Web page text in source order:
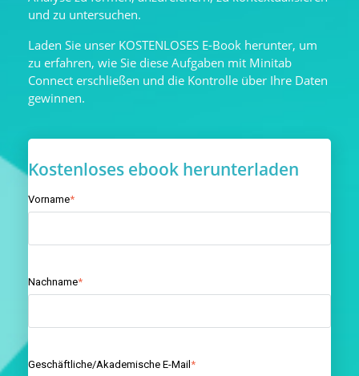
und zu untersuchen.
Laden Sie unser KOSTENLOSES E-Book herunter, um
zu erfahren, wie Sie diese Aufgaben mit Minitab
Connect erschließen und die Kontrolle über Ihre Daten
gewinnen.
Kostenloses ebook herunterladen
Vorname*
Nachname*
Geschäftliche/Akademische E-Mail *